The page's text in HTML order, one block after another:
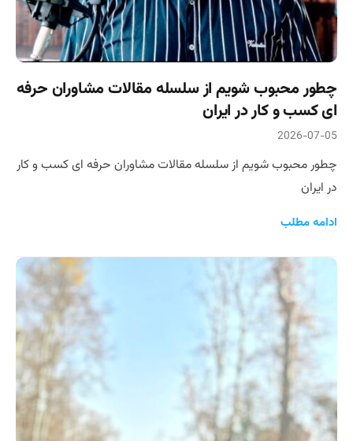
چطور محبوب شویم از سلسله مقالات مشاوران حرفه
ای کسب و کار در ایران
2026-07-05
چطور محبوب شویم از سلسله مقالات مشاوران حرفه ای کسب و کار
در ایران
ادامه مطلب